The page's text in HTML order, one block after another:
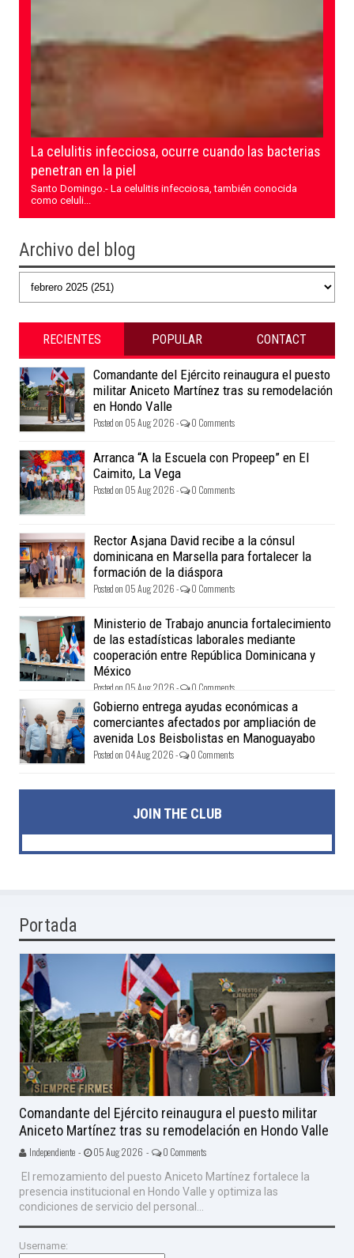
La celulitis infecciosa, ocurre cuando las bacterias
penetran en la piel
Santo Domingo.- La celulitis infecciosa, también conocida
como celuli...
Archivo del blog
RECIENTES POPULAR CONTACT
Comandante del Ejército reinaugura el puesto
militar Aniceto Martínez tras su remodelación
en Hondo Valle
Posted on 05 Aug 2026 - 0 Comments
Arranca “A la Escuela con Propeep” en El
Caimito, La Vega
Posted on 05 Aug 2026 - 0 Comments
Rector Asjana David recibe a la cónsul
dominicana en Marsella para fortalecer la
formación de la diáspora
Posted on 05 Aug 2026 - 0 Comments
Ministerio de Trabajo anuncia fortalecimiento
de las estadísticas laborales mediante
cooperación entre República Dominicana y
México
Posted on 05 Aug 2026 - 0 Comments
Gobierno entrega ayudas económicas a
comerciantes afectados por ampliación de
avenida Los Beisbolistas en Manoguayabo
Posted on 04 Aug 2026 - 0 Comments
JOIN THE CLUB
Portada
Comandante del Ejército reinaugura el puesto militar
Aniceto Martínez tras su remodelación en Hondo Valle
Independiente - 05 Aug 2026 - 0 Comments
El remozamiento del puesto Aniceto Martínez fortalece la
presencia institucional en Hondo Valle y optimiza las
condiciones de servicio del personal...
Username: